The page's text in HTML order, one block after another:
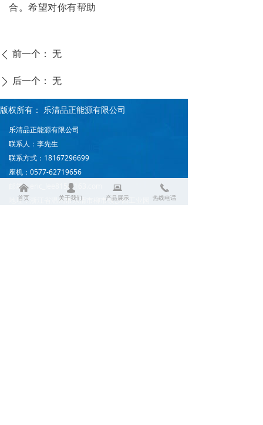
合。希望对你有帮助
ꄴ 前一个： 无
ꄲ 后一个： 无
乐清品正能源有限公司
联系人：李先生
联系方式：18167296699
座机：0577-62719656
邮箱：eric_lee815@163.com
地址：浙江省温州市乐清市柳市镇沙西工业园
版权所有： 乐清品正能源有限公司
낀
首页
넙
关于我们
뀵
产品展示
끅
热线电话